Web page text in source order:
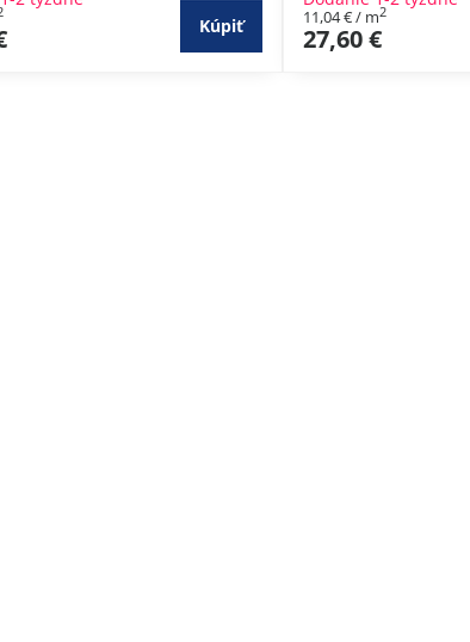
Kúpiť 27,60 €
11,04 €/ m2